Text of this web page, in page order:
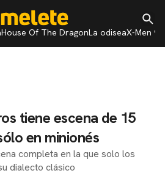
House Of The DragonLa odiseaX-Men 97
tiene escena de 15
en minionés
completa en la que solo los
dialecto clásico